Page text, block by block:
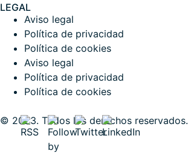
LEGAL
Aviso legal
Política de privacidad
Política de cookies
Aviso legal
Política de privacidad
Política de cookies
© 2023. Todos los derechos reservados.